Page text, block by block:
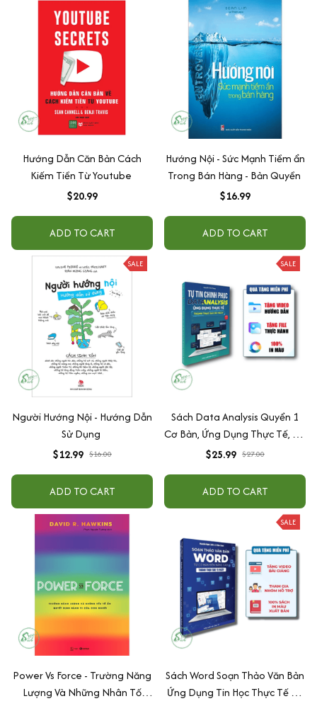
Hướng Dẫn Căn Bản Cách
Kiếm Tiền Từ Youtube
$20.99
ADD TO CART
Hướng Nội - Sức Mạnh Tiềm ẩn
Trong Bán Hàng - Bản Quyền
$16.99
ADD TO CART
SALE
Người Hướng Nội - Hướng Dẫn
Sử Dụng
$12.99 $16.00
ADD TO CART
SALE
Sách Data Analysis Quyển 1
Cơ Bản, Ứng Dụng Thực Tế, Có
Tặng Kèm Video Hướng Dẫn
$25.99 $27.00
ADD TO CART
Power Vs Force - Trường Năng
Lượng Và Những Nhân Tố
SALE
Sách Word Soạn Thảo Văn Bản
Ứng Dụng Tin Học Thực Tế Từ